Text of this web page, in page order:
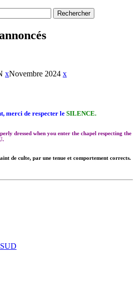
xNovembre 2024 x
merci de respecter le SILENCE.
dressed when you enter the chapel respecting the
de culte, par une tenue et comportement corrects.